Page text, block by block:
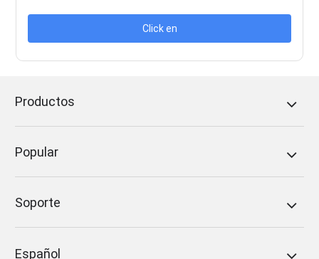
Click en
Productos
Popular
Soporte
Español